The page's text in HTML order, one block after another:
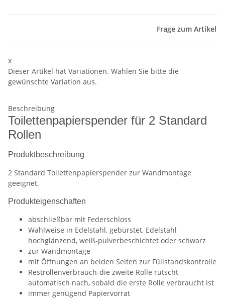
Frage zum Artikel
x
Dieser Artikel hat Variationen. Wählen Sie bitte die
gewünschte Variation aus.
Beschreibung
Toilettenpapierspender für 2 Standard
Rollen
Produktbeschreibung
2 Standard Toilettenpapierspender zur Wandmontage
geeignet.
Produkteigenschaften
abschließbar mit Federschloss
Wahlweise in Edelstahl, gebürstet, Edelstahl
hochglänzend, weiß-pulverbeschichtet oder schwarz
zur Wandmontage
mit Öffnungen an beiden Seiten zur Füllstandskontrolle
Restrollenverbrauch-die zweite Rolle rutscht
automatisch nach, sobald die erste Rolle verbraucht ist
immer genügend Papiervorrat